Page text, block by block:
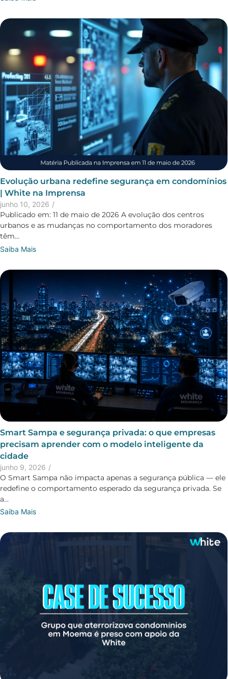
Evolução urbana redefine segurança em condomínios
| White na Imprensa
junho 10, 2026 /
Publicado em: 11 de maio de 2026 A evolução dos centros
urbanos e as mudanças no comportamento dos moradores
têm...
Saiba Mais
Smart Sampa e segurança privada: o que empresas
precisam aprender com o modelo inteligente da
cidade
junho 9, 2026 /
O Smart Sampa não impacta apenas a segurança pública — ele
redefine o comportamento esperado da segurança privada. Se
a...
Saiba Mais